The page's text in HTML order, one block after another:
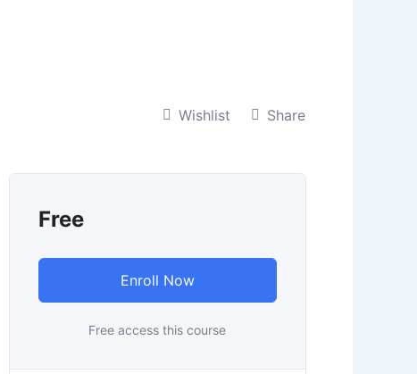
Wishlist Share
Free
Enroll Now
Free access this course